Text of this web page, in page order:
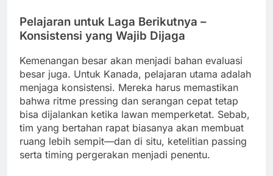
Pelajaran untuk Laga Berikutnya –
Konsistensi yang Wajib Dijaga
Kemenangan besar akan menjadi bahan evaluasi
besar juga. Untuk Kanada, pelajaran utama adalah
menjaga konsistensi. Mereka harus memastikan
bahwa ritme pressing dan serangan cepat tetap
bisa dijalankan ketika lawan memperketat. Sebab,
tim yang bertahan rapat biasanya akan membuat
ruang lebih sempit—dan di situ, ketelitian passing
serta timing pergerakan menjadi penentu.